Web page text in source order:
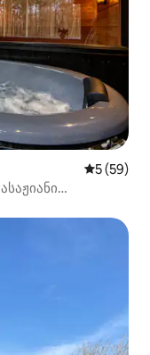
საშუალო
5 (59)